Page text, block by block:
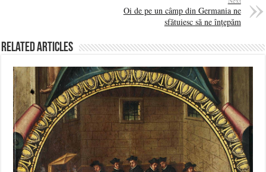
Oi de pe un câmp din Germania ne
sfătuiesc să ne înțepăm
Related Articles